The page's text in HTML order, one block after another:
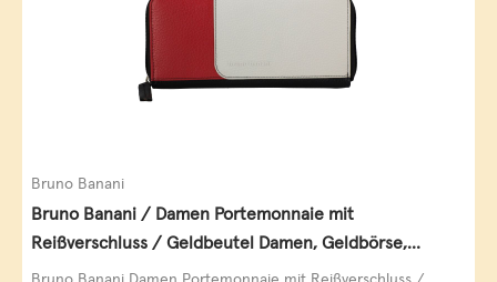
Bruno Banani
Bruno Banani / Damen Portemonnaie mit
Reißverschluss / Geldbeutel Damen, Geldbörse,
Querformat, echt Leder, black/white/red